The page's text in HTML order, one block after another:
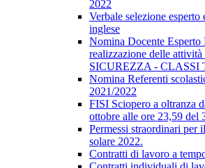
2022
Verbale selezione esperto
inglese
Nomina Docente Esperto
realizzazione delle
SICUREZZA - CLASSI
Nomina Referenti
2021/2022
FISI Sciopero a oltranza
ottobre alle ore 23,59 del
Permessi straordinari per
solare 2022.
Contratti di lavoro a